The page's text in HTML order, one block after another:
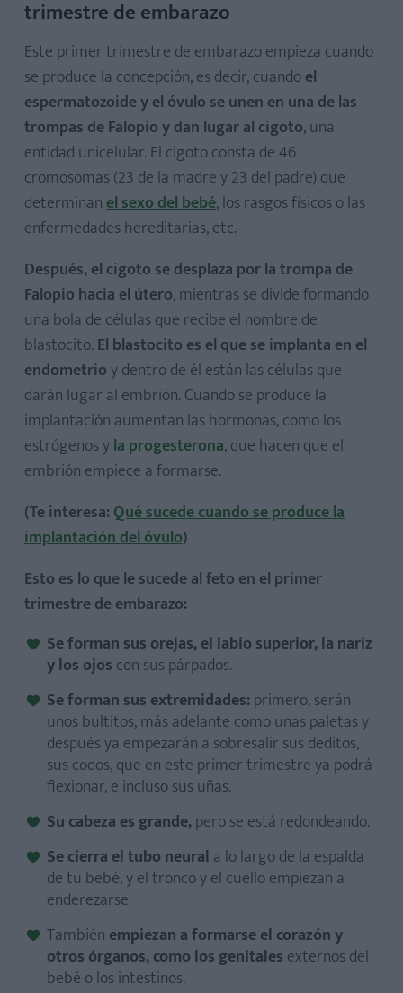
trimestre de embarazo
Este primer trimestre de embarazo empieza cuando
se produce la concepción, es decir, cuandoel
espermatozoide y el óvulo se unen en una de las
trompas de Falopio y dan lugar al cigoto, una
entidad unicelular. El cigoto consta de 46
cromosomas (23 de la madre y 23 del padre) que
determinanel sexo del bebé, los rasgos físicos o las
enfermedades hereditarias, etc.
Después, el cigoto se desplaza por la trompa de
Falopio hacia el útero, mientras se divide formando
una bola de células que recibe el nombre de
blastocito. El blastocito es el que se implanta en el
endometrioy dentro de él están las células que
darán lugar al embrión. Cuando se produce la
implantación aumentan las hormonas, como los
estrógenos yla progesterona, que hacen que el
embrión empiece a formarse.
(Te interesa: Qué sucede cuando se produce la
implantación del óvulo)
Esto es lo que le sucede al feto en el primer
trimestre de embarazo:
Se forman sus orejas, el labio superior, la nariz
y los ojos con sus párpados.
Se forman sus extremidades:primero, serán
unos bultitos, más adelante como unas paletas y
después ya empezarán a sobresalir sus deditos,
sus codos, que en este primer trimestre ya podrá
flexionar, e incluso sus uñas.
Su cabeza es grande,pero se está redondeando.
Se cierra el tubo neural a lo largo de la espalda
de tu bebé, y el tronco y el cuello empiezan a
enderezarse.
También empiezan a formarse el corazón y
otros órganos, como los genitales externos del
bebé o los intestinos.